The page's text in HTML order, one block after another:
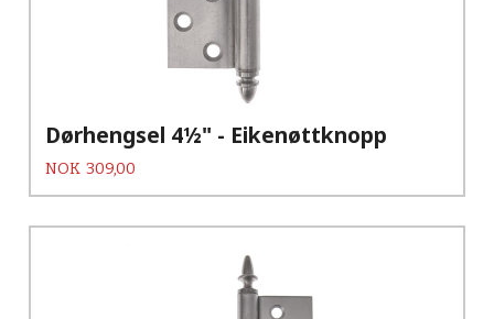
Dørhengsel 4½" - Eikenøttknopp
Pris
NOK 309,00